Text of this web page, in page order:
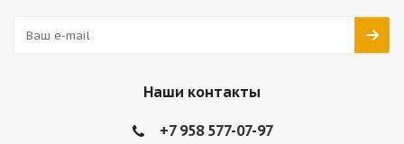
Наши контакты
+7 958 577-07-97